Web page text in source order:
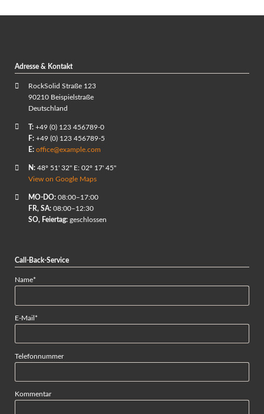
Adresse & Kontakt
RockSolid Straße 123
90210 Beispielstraße
Deutschland
T:+49 (0) 123 456789-0
F:+49 (0) 123 456789-5
E: office@example.com
N:48º 51' 32" E: 02º 17' 45"
View on Google Maps
MO-DO:08:00–17:00
FR, SA:08:00–12:30
SO, Feiertag:geschlossen
Call-Back-Service
Pflichtfeld
Name*
Pflichtfeld
E-Mail *
Telefonnummer
Kommentar